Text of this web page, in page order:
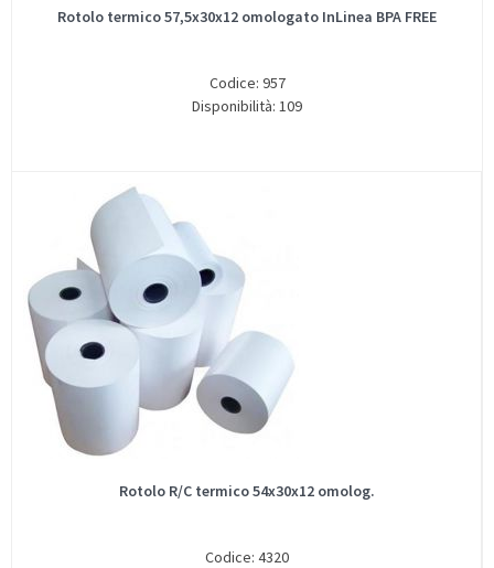
Rotolo termico 57,5x30x12 omologato InLinea BPA FREE
Codice: 957
Disponibilità: 109
Rotolo R/C termico 54x30x12 omolog.
Codice: 4320